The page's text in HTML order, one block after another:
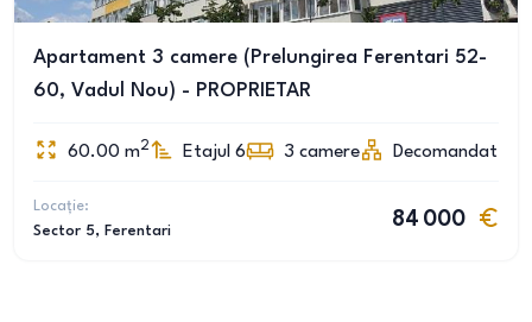
Apartament 3 camere (Prelungirea Ferentari 52-
60, Vadul Nou) - PROPRIETAR
60.00 m2 Etajul 6 3 camere Decomandat
Locație:
Sector 5, Ferentari
84 000